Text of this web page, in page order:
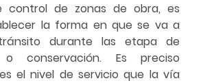
control de zonas de obra, es
la forma en que se va a
durante las etapa de
o conservación. Es preciso
el nivel de servicio que la vía